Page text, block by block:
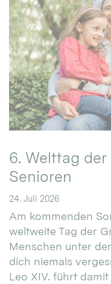
6. Welttag
Senioren
24. Juli 2026
Am kommenden
weltweite Tag der
Menschen unter
dich niemals
Leo XIV. führt